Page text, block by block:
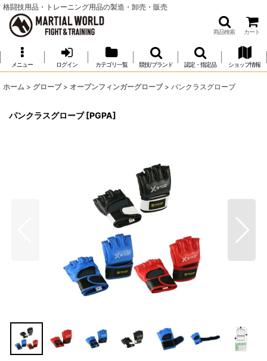
格闘技用品・トレーニング用品の製造・卸売・販売
商品検索 カート
メニュー ログイン カテゴリ一覧 競技/ブランド 認定・指定品 ショップ情報
ホーム > グローブ > オープンフィンガーグローブ > パンクラスグローブ
パンクラスグローブ [PGPA]